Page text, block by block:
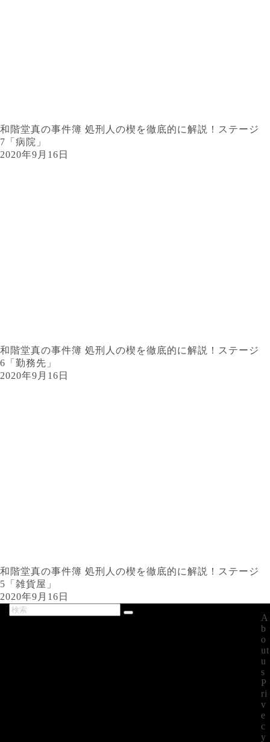
和階堂真の事件簿 処刑人の楔を徹底的に解説！ステージ
7「病院」
2020年9月16日
和階堂真の事件簿 処刑人の楔を徹底的に解説！ステージ
6「勤務先」
2020年9月16日
和階堂真の事件簿 処刑人の楔を徹底的に解説！ステージ
5「雑貨屋」
2020年9月16日
A
b
o
ut
u
s
P
ri
v
e
c
y